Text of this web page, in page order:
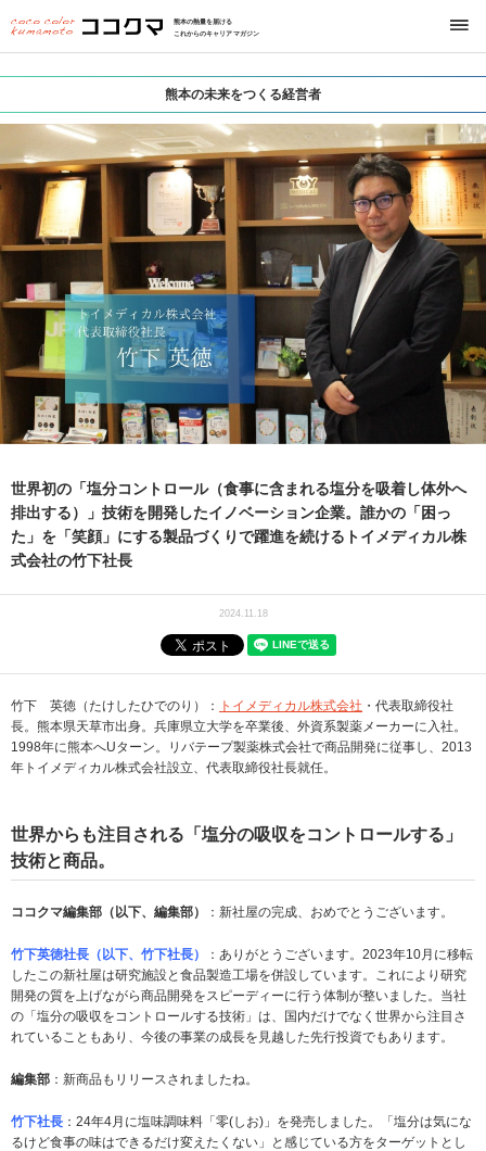
熊本の熱量を届ける
これからのキャリアマガジン
熊本の未来をつくる経営者
世界初の「塩分コントロール（食事に含まれる塩分を吸着し体外へ
排出する）」技術を開発したイノベーション企業。誰かの「困っ
た」を「笑顔」にする製品づくりで躍進を続けるトイメディカル株
式会社の竹下社長
2024.11.18
竹下 英徳（たけしたひでのり）： トイメディカル株式会社 ・代表取締役社
長。熊本県天草市出身。兵庫県立大学を卒業後、外資系製薬メーカーに入社。
1998年に熊本へUターン。リバテープ製薬株式会社で商品開発に従事し、2013
年トイメディカル株式会社設立、代表取締役社長就任。
世界からも注目される「塩分の吸収をコントロールする」
技術と商品。
ココクマ編集部（以下、編集部） ：新社屋の完成、おめでとうございます。
竹下英徳社長（以下、竹下社長）
：ありがとうございます。2023年10月に移転
したこの新社屋は研究施設と食品製造工場を併設しています。これにより研究
開発の質を上げながら商品開発をスピーディーに行う体制が整いました。当社
の「塩分の吸収をコントロールする技術」は、国内だけでなく世界から注目さ
れていることもあり、今後の事業の成長を見越した先行投資でもあります。
編集部 ：新商品もリリースされましたね。
竹下社長 ：24年4月に塩味調味料「零(しお)」を発売しました。「塩分は気にな
るけど食事の味はできるだけ変えたくない」と感じている方をターゲットとし